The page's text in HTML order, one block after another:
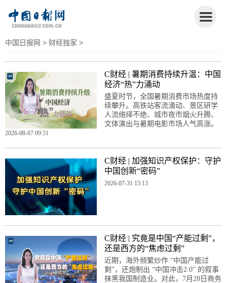
中国日报网 > 财经独家 >
C财经 | 暑期消费持续升温：中国
经济“热”力涌动
盛夏时节，全国暑期消费市场热度持
续攀升。高铁站客流涌动、景区研学
人流络绎不绝、城市夜市烟火升腾、
文体演出与暑期电影市场人气高涨。
2026-08-07 09:51
C财经 | 加强知识产权保护：守护
中国创新“密码”
2026-07-31 15:13
C财经 | 究竟是中国“产能过剩”，
还是西方的“焦虑过剩”
近期，海外频繁炒作 “中国产能过
剩”，还炮制出 “中国冲击2.0” 的叙事
抹黑我国制造业。对此，7月28日商务